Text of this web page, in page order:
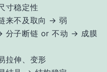
寸稳定性
来不及取向 → 弱
分子断链 or 不动 → 成膜
拉伸、变形